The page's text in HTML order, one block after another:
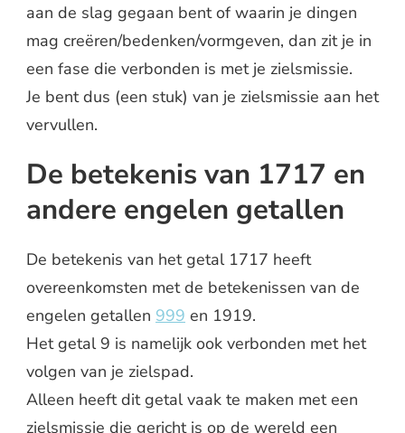
aan de slag gegaan bent of waarin je dingen
mag creëren/bedenken/vormgeven, dan zit je in
een fase die verbonden is met je zielsmissie.
Je bent dus (een stuk) van je zielsmissie aan het
vervullen.
De betekenis van 1717 en
andere engelen getallen
De betekenis van het getal 1717 heeft
overeenkomsten met de betekenissen van de
engelen getallen 999 en 1919.
Het getal 9 is namelijk ook verbonden met het
volgen van je zielspad.
Alleen heeft dit getal vaak te maken met een
zielsmissie die gericht is op de wereld een